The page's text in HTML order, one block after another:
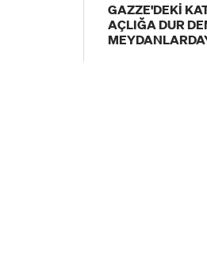
GAZZE'DEKİ
AÇLIĞA DUR